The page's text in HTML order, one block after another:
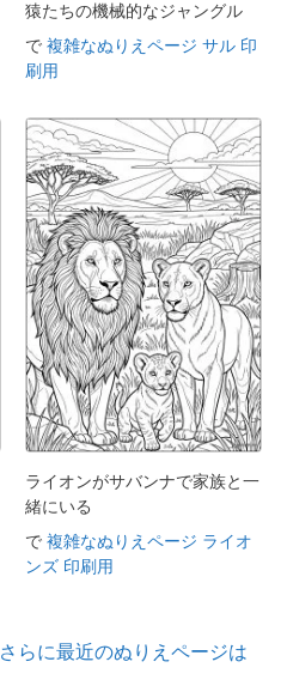
猿たちの機械的なジャングル
で 複雑なぬりえページ サル 印
刷用
ライオンがサバンナで家族と一
緒にいる
で 複雑なぬりえページ ライオ
ンズ 印刷用
さらに最近のぬりえページは